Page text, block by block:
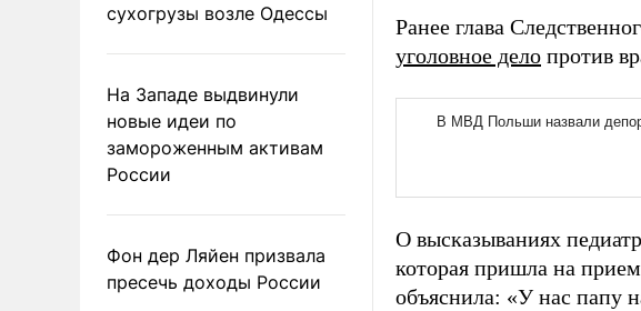
сухогрузы возле Одессы
На Западе выдвинули
новые идеи по
замороженным активам
России
Фон дер Ляйен призвала
пресечь доходы России
Ранее глава
уголовное дело против
О высказываниях
которая пришла на
объяснила: «У нас папу